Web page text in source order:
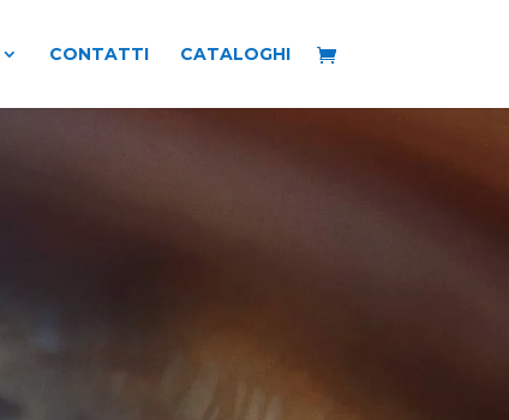
CONTATTI CATALOGHI